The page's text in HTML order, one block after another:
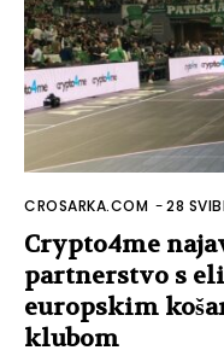
CROSARKA.COM -28
Crypto4me
partnerstvo s
europskim
klubom